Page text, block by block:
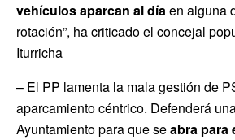
vehículos aparcan al díaen alguna
rotación”, ha criticado el concejal
Iturricha
– El PP lamenta la mala gestión de
aparcamiento céntrico. Defenderá
Ayuntamiento para que seabra para